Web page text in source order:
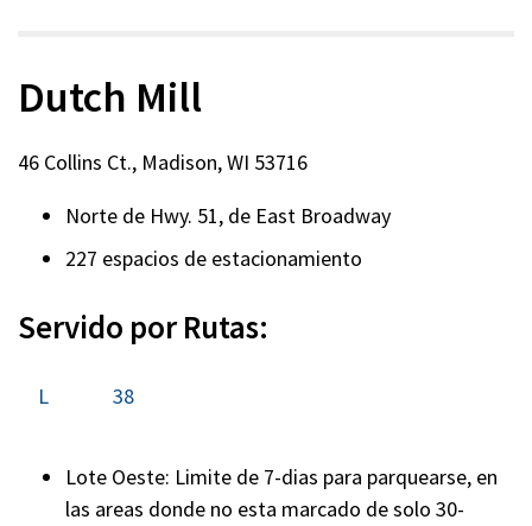
Dutch Mill
46 Collins Ct., Madison, WI 53716
Norte de Hwy. 51, de East Broadway
227 espacios de estacionamiento
Servido por Rutas:
L 38
Lote Oeste: Limite de 7-dias para parquearse, en
las areas donde no esta marcado de solo 30-